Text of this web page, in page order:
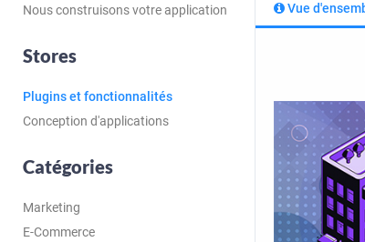
Nous construisons votre application
Stores
Plugins et fonctionnalités
Conception d'applications
Catégories
Marketing
E-Commerce
Vue